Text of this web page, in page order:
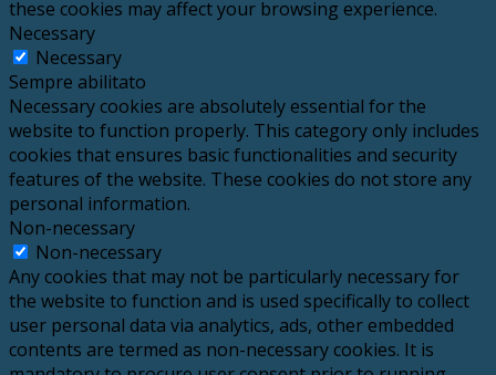
these cookies may affect your browsing experience.
Necessary
Necessary
Sempre abilitato
Necessary cookies are absolutely essential for the
website to function properly. This category only includes
cookies that ensures basic functionalities and security
features of the website. These cookies do not store any
personal information.
Non-necessary
Non-necessary
Any cookies that may not be particularly necessary for
the website to function and is used specifically to collect
user personal data via analytics, ads, other embedded
contents are termed as non-necessary cookies. It is